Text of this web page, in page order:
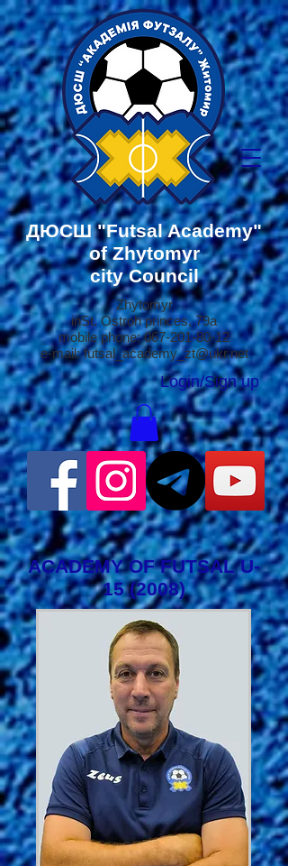
ДЮСШ"Futsal Academy"
of Zhytomyr
city Council
Login/Sign up
Zhytomyr
inSt. Ostroh princes, 79a
mobile phone:067-201-80-12
e-mail:futsal_academy_zt@ukr.net
ACADEMY OF FUTSAL U-
15 (2008)